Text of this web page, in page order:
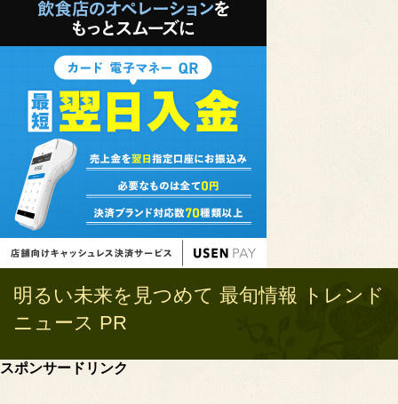
明るい未来を見つめて 最旬情報 トレンド
ニュース PR
スポンサードリンク